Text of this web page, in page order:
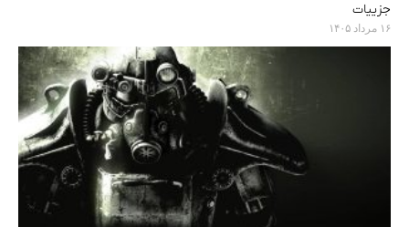
جزییات
۱۶ مرداد ۱۴۰۵